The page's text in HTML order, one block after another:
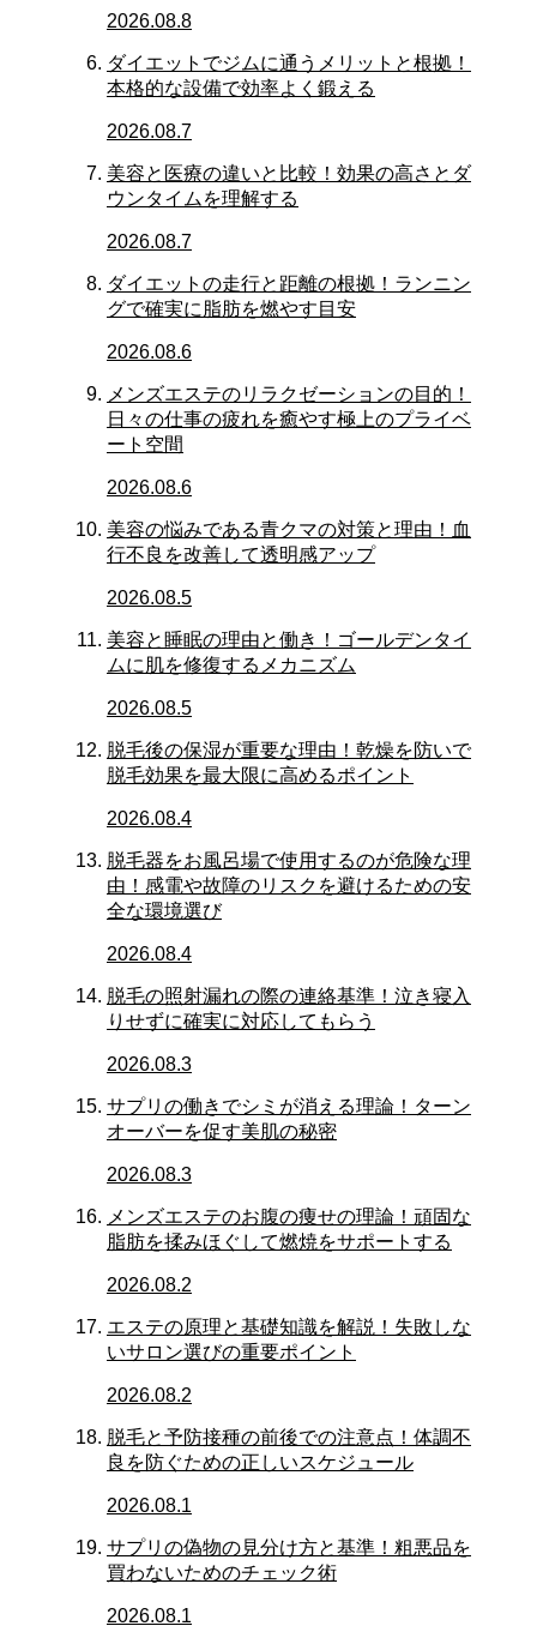
2026.08.8
ダイエットでジムに通うメリットと根拠！
本格的な設備で効率よく鍛える
2026.08.7
美容と医療の違いと比較！効果の高さとダ
ウンタイムを理解する
2026.08.7
ダイエットの走行と距離の根拠！ランニン
グで確実に脂肪を燃やす目安
2026.08.6
メンズエステのリラクゼーションの目的！
日々の仕事の疲れを癒やす極上のプライベ
ート空間
2026.08.6
美容の悩みである青クマの対策と理由！血
行不良を改善して透明感アップ
2026.08.5
美容と睡眠の理由と働き！ゴールデンタイ
ムに肌を修復するメカニズム
2026.08.5
脱毛後の保湿が重要な理由！乾燥を防いで
脱毛効果を最大限に高めるポイント
2026.08.4
脱毛器をお風呂場で使用するのが危険な理
由！感電や故障のリスクを避けるための安
全な環境選び
2026.08.4
脱毛の照射漏れの際の連絡基準！泣き寝入
りせずに確実に対応してもらう
2026.08.3
サプリの働きでシミが消える理論！ターン
オーバーを促す美肌の秘密
2026.08.3
メンズエステのお腹の痩せの理論！頑固な
脂肪を揉みほぐして燃焼をサポートする
2026.08.2
エステの原理と基礎知識を解説！失敗しな
いサロン選びの重要ポイント
2026.08.2
脱毛と予防接種の前後での注意点！体調不
良を防ぐための正しいスケジュール
2026.08.1
サプリの偽物の見分け方と基準！粗悪品を
買わないためのチェック術
2026.08.1